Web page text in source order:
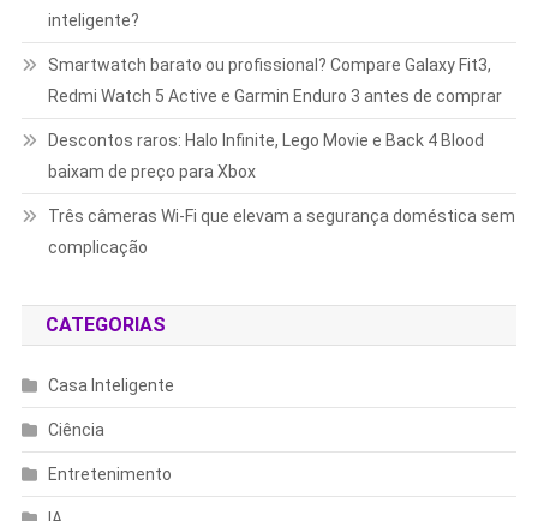
inteligente?
Smartwatch barato ou profissional? Compare Galaxy Fit3,
Redmi Watch 5 Active e Garmin Enduro 3 antes de comprar
Descontos raros: Halo Infinite, Lego Movie e Back 4 Blood
baixam de preço para Xbox
Três câmeras Wi-Fi que elevam a segurança doméstica sem
complicação
CATEGORIAS
Casa Inteligente
Ciência
Entretenimento